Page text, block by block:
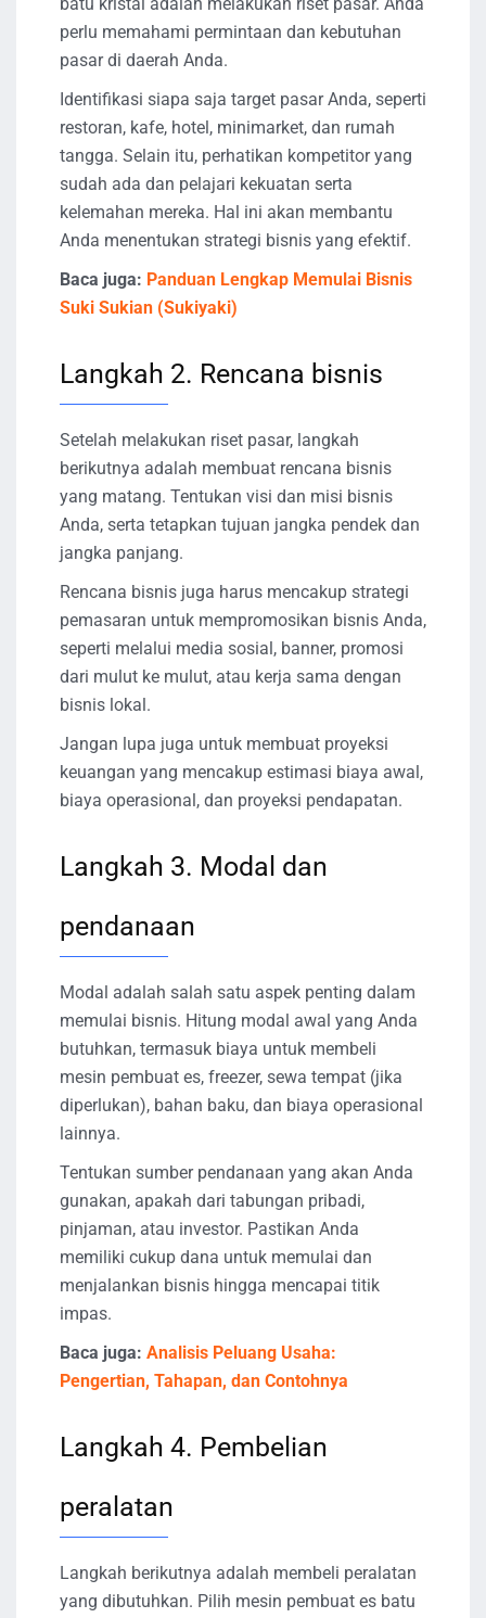
perlu memahami permintaan dan kebutuhan
pasar di daerah Anda.
Identifikasi siapa saja target pasar Anda, seperti
restoran, kafe, hotel, minimarket, dan rumah
tangga. Selain itu, perhatikan kompetitor yang
sudah ada dan pelajari kekuatan serta
kelemahan mereka. Hal ini akan membantu
Anda menentukan strategi bisnis yang efektif.
Baca juga: Panduan Lengkap Memulai Bisnis
Suki Sukian (Sukiyaki)
Langkah 2. Rencana bisnis
Setelah melakukan riset pasar, langkah
berikutnya adalah membuat rencana bisnis
yang matang. Tentukan visi dan misi bisnis
Anda, serta tetapkan tujuan jangka pendek dan
jangka panjang.
Rencana bisnis juga harus mencakup strategi
pemasaran untuk mempromosikan bisnis Anda,
seperti melalui media sosial, banner, promosi
dari mulut ke mulut, atau kerja sama dengan
bisnis lokal.
Jangan lupa juga untuk membuat proyeksi
keuangan yang mencakup estimasi biaya awal,
biaya operasional, dan proyeksi pendapatan.
Langkah 3. Modal dan
pendanaan
Modal adalah salah satu aspek penting dalam
memulai bisnis. Hitung modal awal yang Anda
butuhkan, termasuk biaya untuk membeli
mesin pembuat es, freezer, sewa tempat (jika
diperlukan), bahan baku, dan biaya operasional
lainnya.
Tentukan sumber pendanaan yang akan Anda
gunakan, apakah dari tabungan pribadi,
pinjaman, atau investor. Pastikan Anda
memiliki cukup dana untuk memulai dan
menjalankan bisnis hingga mencapai titik
impas.
Baca juga: Analisis Peluang Usaha:
Pengertian, Tahapan, dan Contohnya
Langkah 4. Pembelian
peralatan
Langkah berikutnya adalah membeli peralatan
yang dibutuhkan. Pilih mesin pembuat es batu